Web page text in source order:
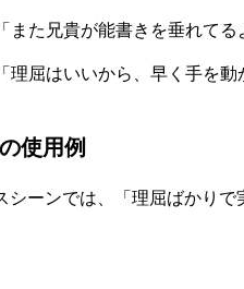
また兄貴が能書きを垂れて
理屈はいいから、早く手を動
使用例
シーンでは、「理屈ばかり